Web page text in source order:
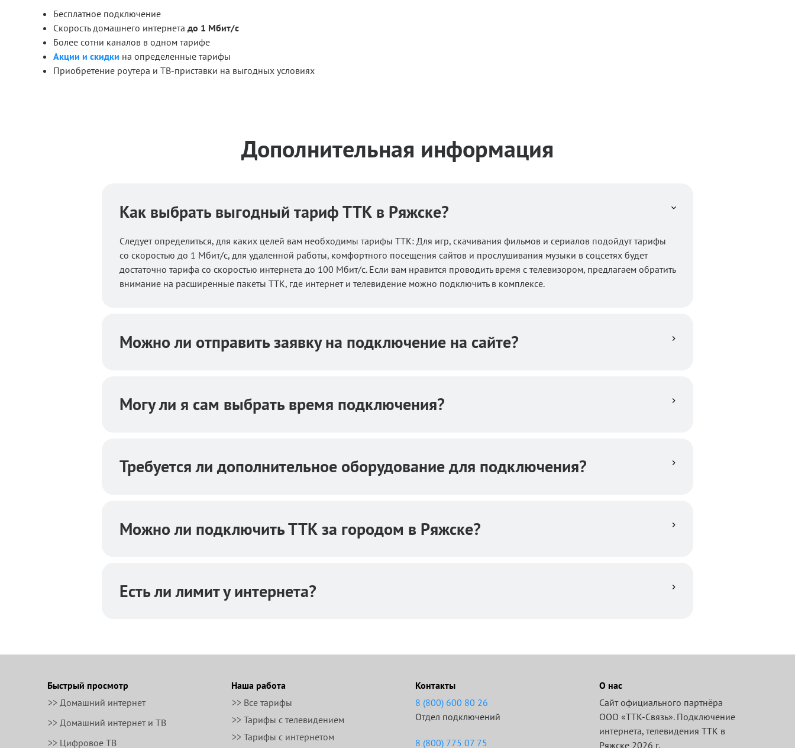
Бесплатное подключение
Скорость домашнего интернета до 1 Мбит/с
Более сотни каналов в одном тарифе
Акции и скидки на определенные тарифы
Приобретение роутера и ТВ‑приставки на выгодных условиях
Дополнительная информация
Как выбрать выгодный тариф ТТК в Ряжске?
Следует определиться, для каких целей вам необходимы тарифы ТТК: Для игр, скачивания фильмов и сериалов подойдут тарифы
со скоростью до 1 Мбит/с, для удаленной работы, комфортного посещения сайтов и прослушивания музыки в соцсетях будет
достаточно тарифа со скоростью интернета до 100 Мбит/с. Если вам нравится проводить время с телевизором, предлагаем обратить
внимание на расширенные пакеты ТТК, где интернет и телевидение можно подключить в комплексе.
Можно ли отправить заявку на подключение на сайте?
Могу ли я сам выбрать время подключения?
Требуется ли дополнительное оборудование для подключения?
Можно ли подключить ТТК за городом в Ряжске?
Есть ли лимит у интернета?
Быстрый просмотр
>> Домашний интернет
>> Домашний интернет и ТВ
>> Цифровое ТВ
Наша работа
>> Все тарифы
>> Тарифы с телевидением
>> Тарифы с интернетом
Контакты
8 (800) 600 80 26
Отдел подключений
8 (800) 775 07 75
О нас
Сайт официального партнёра
ООО «ТТК-Связь». Подключение
интернета, телевидения ТТК в
Ряжске 2026 г.